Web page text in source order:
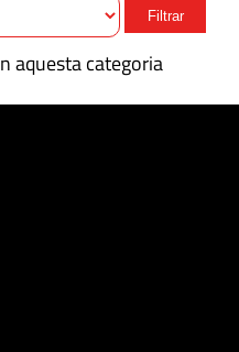
Filtrar
aquesta categoria